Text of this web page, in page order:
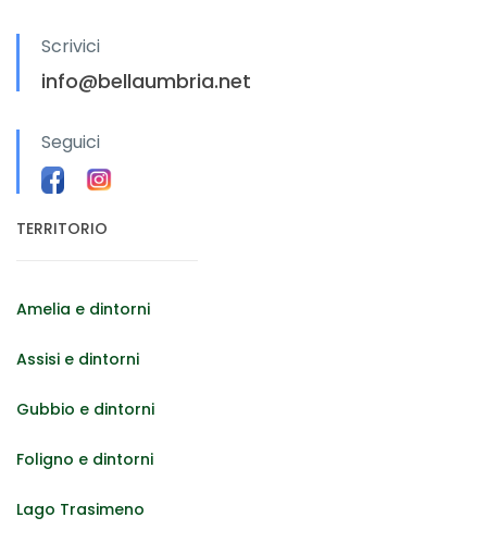
Scrivici
info@bellaumbria.net
Seguici
TERRITORIO
Amelia e dintorni
Assisi e dintorni
Gubbio e dintorni
Foligno e dintorni
Lago Trasimeno